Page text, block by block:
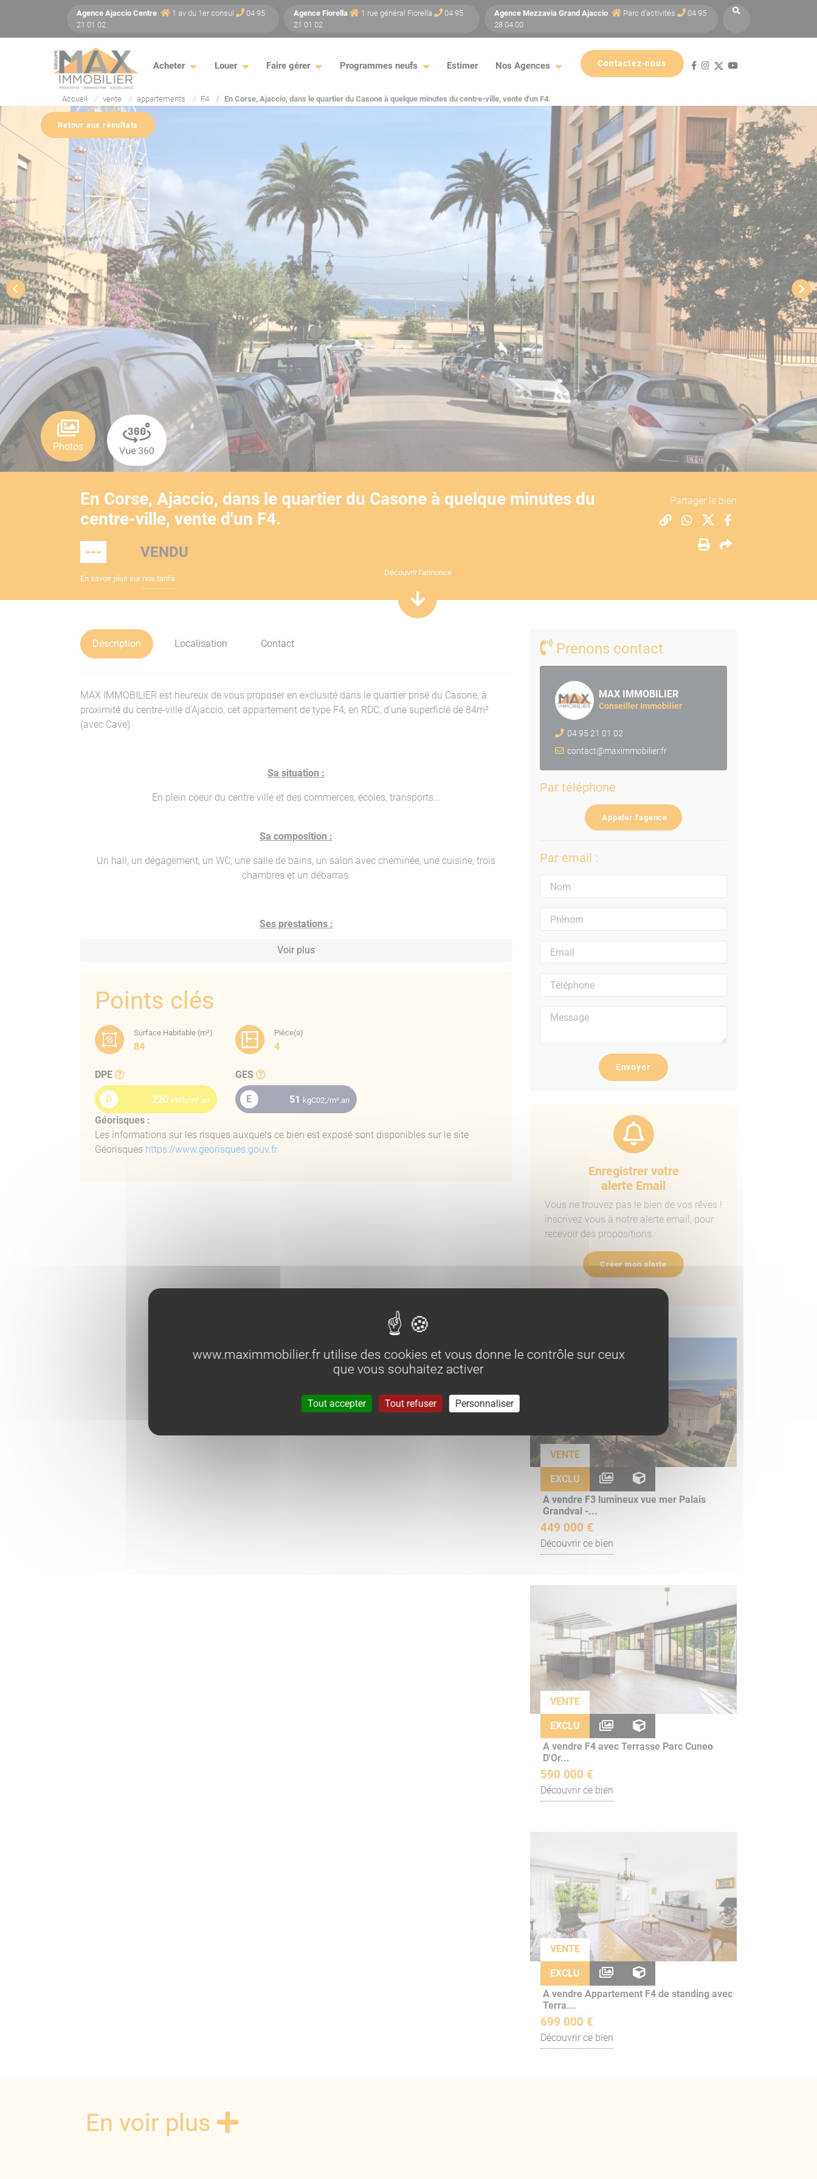
Agence Ajaccio Centre 1 av du 1er consul
04 95
21 01 02
Agence Fiorella 1 rue général Fiorella
04 95
21 01 02
Agence MezzaviaGrand Ajaccio Parc d'activités
04 95
28 04 00
Acheter Louer Faire gérer Programmes neufs Estimer Nos Agences Contactez-nous
Accueil vente appartements F4 En Corse, Ajaccio, dans le quartier du Casone à quelque minutes du centre-ville, vente d'un F4.
Retour aux résultats
Photos Vue 360
En Corse, Ajaccio, dans le quartier du Casone à quelque minutes du
centre-ville, vente d'un F4.
--- VENDU
En savoir plus sur nos tarifs
Partager le bien
Découvrir l'annonce
Description Localisation Contact
MAX IMMOBILIER est heureux de vous proposer en exclusité dans le quartier prisé du Casone, à
proximité du centre-ville d'Ajaccio, cet appartement de type F4, en RDC, d'une superficie de 84m²
(avec Cave)
Sa situation :
En plein coeur du centre ville et des commerces, écoles, transports...
Sa composition :
Un hall, un dégagement, un WC, une salle de bains, un salon avec cheminée, une cuisine, trois
chambres et un débarras.
Ses prestations :
Persiennes bois, papier peint, carrelage, faïence, menuiseries simple vitrage bois, chaudière gaz
Taxe foncière :
procédures en cours
Voir plus
Points clés
Surface Habitable (m²)
84
Pièce(s)
4
DPE
D 220 kWh/m².an
GES
E 51 kgC02;/m².an
Géorisques :
Les informations sur les risques auxquels ce bien est exposé sont disponibles sur le site
Géorisques https://www.georisques.gouv.fr
Prenons contact
MAX IMMOBILIER
Conseiller Immobilier
04 95 21 01 02
contact@maximmobilier.fr
Par téléphone
Appeler l'agence
Par email :
Envoyer
Enregistrer votre
alerte Email
Vous ne trouvez pas le bien de vos rêves !
inscrivez vous à notre alerte email, pour
recevoir des propositions.
Créer mon alerte
VENTE
EXCLU
A vendre F3 lumineux vue mer Palais
Grandval -...
449 000 €
Découvrir ce bien
VENTE
EXCLU
A vendre F4 avec Terrasse Parc Cuneo
D'Or...
590 000 €
Découvrir ce bien
VENTE
EXCLU
A vendre Appartement F4 de standing avec
Terra...
699 000 €
Découvrir ce bien
En voir plus
Panneau de gestion des cookies
www.maximmobilier.fr utilise des cookies et vous donne le contrôle sur ceux
que vous souhaitez activer
Tout accepter Tout refuser Personnaliser